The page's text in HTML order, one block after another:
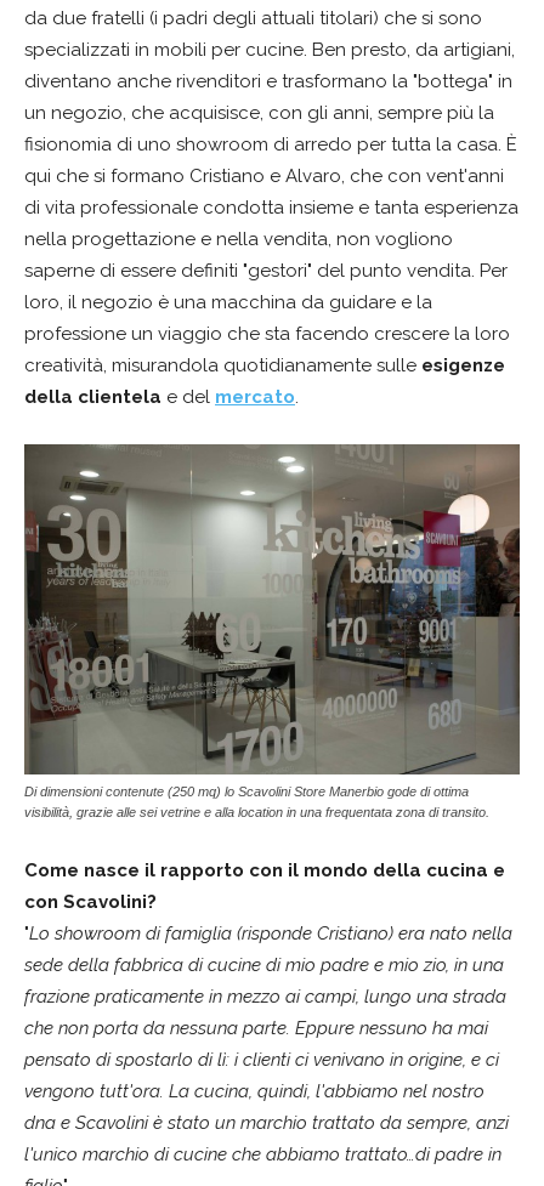
da due fratelli (i padri degli attuali titolari) che si sono
specializzati in mobili per cucine. Ben presto, da artigiani,
diventano anche rivenditori e trasformano la "bottega" in
un negozio, che acquisisce, con gli anni, sempre più la
fisionomia di uno showroom di arredo per tutta la casa. È
qui che si formano Cristiano e Alvaro, che con vent'anni
di vita professionale condotta insieme e tanta esperienza
nella progettazione e nella vendita, non vogliono
saperne di essere definiti "gestori" del punto vendita. Per
loro, il negozio è una macchina da guidare e la
professione un viaggio che sta facendo crescere la loro
creatività, misurandola quotidianamente sulle esigenze
della clientela e del mercato.
Di dimensioni contenute (250 mq) lo Scavolini Store Manerbio gode di ottima
visibilità, grazie alle sei vetrine e alla location in una frequentata zona di transito.
Come nasce il rapporto con il mondo della cucina e
con Scavolini?
"Lo showroom di famiglia (risponde Cristiano) era nato nella
sede della fabbrica di cucine di mio padre e mio zio, in una
frazione praticamente in mezzo ai campi, lungo una strada
che non porta da nessuna parte. Eppure nessuno ha mai
pensato di spostarlo di lì: i clienti ci venivano in origine, e ci
vengono tutt'ora. La cucina, quindi, l'abbiamo nel nostro
dna e Scavolini è stato un marchio trattato da sempre, anzi
l'unico marchio di cucine che abbiamo trattato…di padre in